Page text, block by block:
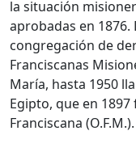
la situación
aprobadas en
congregación de
Franciscanas
María, hasta 1950
Egipto, que en
Franciscana (O.F.M.).